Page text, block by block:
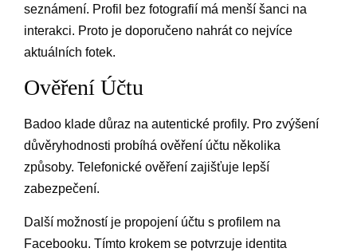
seznámení. Profil bez fotografií má menší šanci na
interakci. Proto je doporučeno nahrát co nejvíce
aktuálních fotek.
Ověření Účtu
Badoo klade důraz na autentické profily. Pro zvýšení
důvěryhodnosti probíhá ověření účtu několika
způsoby. Telefonické ověření zajišťuje lepší
zabezpečení.
Další možností je propojení účtu s profilem na
Facebooku. Tímto krokem se potvrzuje identita